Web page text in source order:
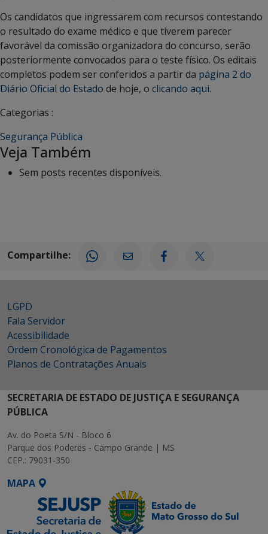
Os candidatos que ingressarem com recursos contestando
o resultado do exame médico e que tiverem parecer
favorável da comissão organizadora do concurso, serão
posteriormente convocados para o teste físico. Os editais
completos podem ser conferidos a partir da página 2 do
Diário Oficial do Estado de hoje, o clicando aqui.
Categorias :
Segurança Pública
Veja Também
Sem posts recentes disponíveis.
Compartilhe:
LGPD
Fala Servidor
Acessibilidade
Ordem Cronológica de Pagamentos
Planos de Contratações Anuais
SECRETARIA DE ESTADO DE JUSTIÇA E SEGURANÇA
PÚBLICA
Av. do Poeta S/N - Bloco 6
Parque dos Poderes - Campo Grande | MS
CEP.: 79031-350
MAPA